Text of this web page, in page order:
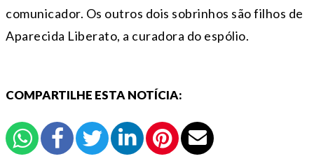
comunicador. Os outros dois sobrinhos são filhos de
Aparecida Liberato, a curadora do espólio.
COMPARTILHE ESTA NOTÍCIA: